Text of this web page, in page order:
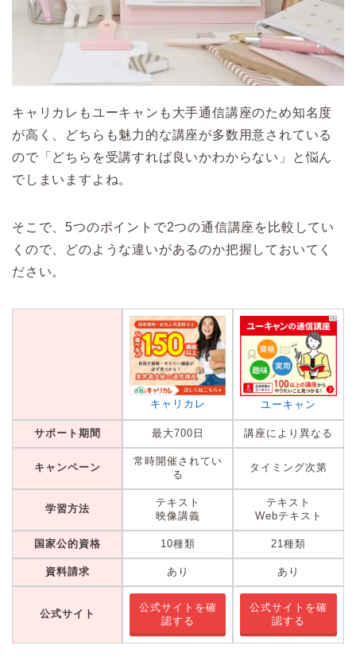
キャリカレもユーキャンも大手通信講座のため知名度
が高く、どちらも魅力的な講座が多数用意されている
ので「どちらを受講すれば良いかわからない」と悩ん
でしまいますよね。
そこで、5つのポイントで2つの通信講座を比較してい
くので、どのような違いがあるのか把握しておいてく
ださい。
キャリカレ ユーキャン
サポート期間 最大700日 講座により異なる
キャンペーン
常時開催されてい
る
タイミング次第
学習方法
テキスト
映像講義
テキスト
Webテキスト
国家公的資格 10種類 21種類
資料請求 あり あり
公式サイト
公式サイトを確
認する
公式サイトを確
認する